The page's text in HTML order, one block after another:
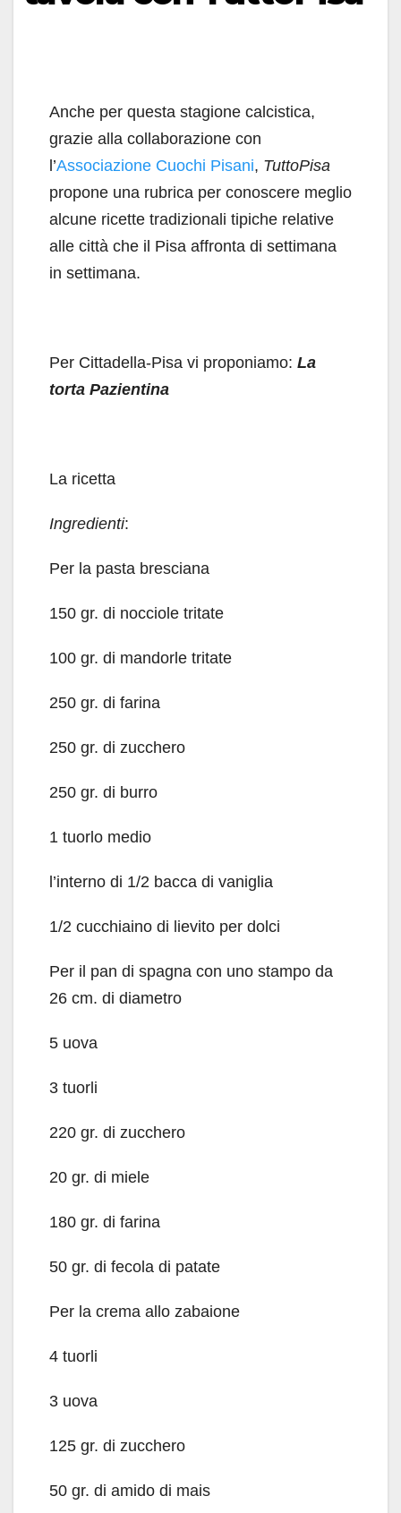
Anche per questa stagione calcistica,
grazie alla collaborazione con
l’Associazione Cuochi Pisani, TuttoPisa
propone una rubrica per conoscere meglio
alcune ricette tradizionali tipiche relative
alle città che il Pisa affronta di settimana
in settimana.
Per Cittadella-Pisa vi proponiamo: La
torta Pazientina
La ricetta
Ingredienti:
Per la pasta bresciana
150 gr. di nocciole tritate
100 gr. di mandorle tritate
250 gr. di farina
250 gr. di zucchero
250 gr. di burro
1 tuorlo medio
l’interno di 1/2 bacca di vaniglia
1/2 cucchiaino di lievito per dolci
Per il pan di spagna con uno stampo da
26 cm. di diametro
5 uova
3 tuorli
220 gr. di zucchero
20 gr. di miele
180 gr. di farina
50 gr. di fecola di patate
Per la crema allo zabaione
4 tuorli
3 uova
125 gr. di zucchero
50 gr. di amido di mais